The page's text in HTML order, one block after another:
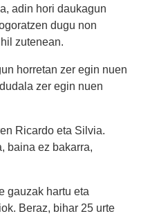
adin hori daukagun
dugu non
hil zutenean.
horretan zer egin nuen
zer egin nuen
Ricardo eta Silvia.
baina ez bakarra,
gauzak hartu eta
Beraz, bihar 25 urte